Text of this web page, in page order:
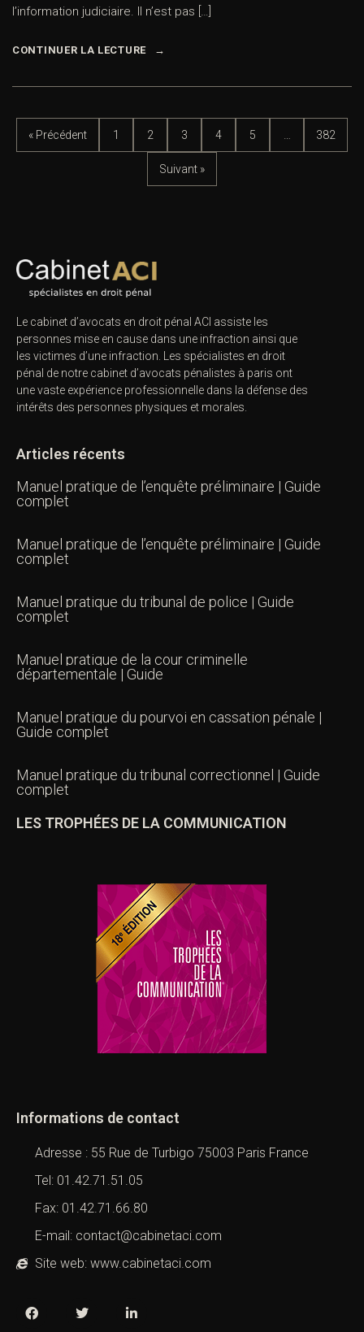
l’information judiciaire. Il n’est pas […]
CONTINUER LA LECTURE
« Précédent 1 2 3 4 5 382
Suivant »
Le cabinet d’avocats en droit pénal ACI assiste les
personnes mise en cause dans une infraction ainsi que
les victimes d’une infraction. Les spécialistes en droit
pénal de notre cabinet d’avocats pénalistes à paris ont
une vaste expérience professionnelle dans la défense des
intérêts des personnes physiques et morales.
Articles récents
Manuel pratique de l’enquête préliminaire | Guide
complet
Manuel pratique de l’enquête préliminaire | Guide
complet
Manuel pratique du tribunal de police | Guide
complet
Manuel pratique de la cour criminelle
départementale | Guide
Manuel pratique du pourvoi en cassation pénale |
Guide complet
Manuel pratique du tribunal correctionnel | Guide
complet
LES TROPHÉES DE LA COMMUNICATION
Informations de contact
Adresse : 55 Rue de Turbigo 75003 Paris France
Tel: 01.42.71.51.05
Fax: 01.42.71.66.80
E-mail: contact@cabinetaci.com
Site web: www.cabinetaci.com